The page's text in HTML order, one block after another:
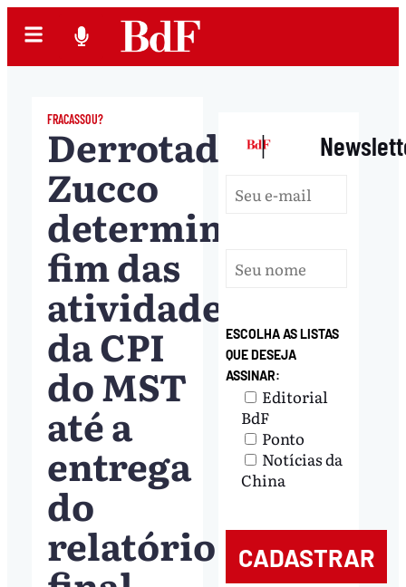
FRACASSOU?
Derrotado,
Zucco
determina
fim das
atividades
da CPI
do MST
até a
entrega
do
relatório
|
ESCOLHA AS LISTAS
QUE DESEJA
ASSINAR:
Editorial
BdF
Ponto
Notícias da
China